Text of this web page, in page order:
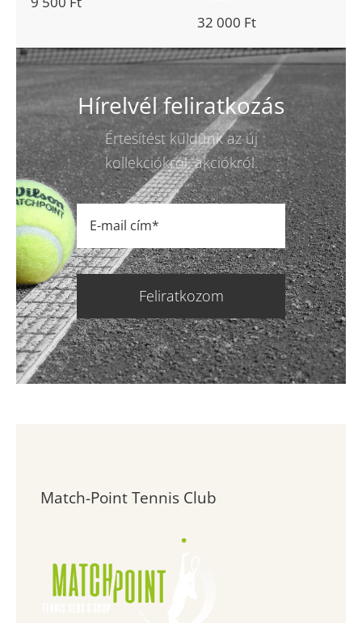
32 000 Ft
Hírelvél feliratkozás
Értesítést küldünk az új
kollekciókról, akciókról.
Feliratkozom
Match-Point Tennis Club